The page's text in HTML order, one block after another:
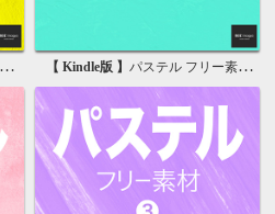
【 Kindle版 】 パステル フリー素材 1 無料で使える背景画像集